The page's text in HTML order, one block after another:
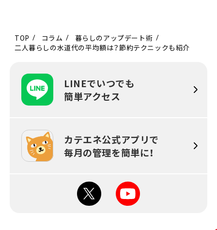
TOP コラム
暮らしのアップデート術
二人暮らしの水道代の平均額は？節約テクニックも紹介
LINEでいつでも
簡単アクセス
カテエネ公式アプリで
毎月の管理を簡単に！